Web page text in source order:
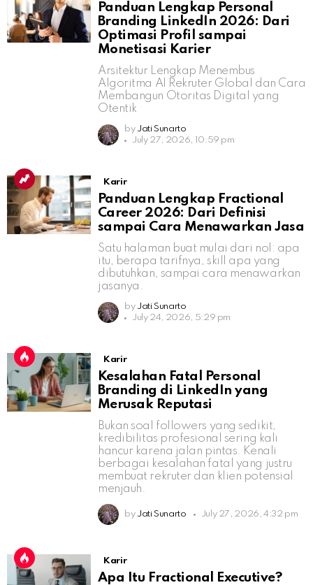
Panduan Lengkap Personal
Branding LinkedIn 2026: Dari
Optimasi Profil sampai
Monetisasi Karier
Arsitektur Lengkap Menembus
Algoritma AI Rekruter Global dan Cara
Membangun Otoritas Digital yang
Otentik
by Jati Sunarto
July 27, 2026, 10:59 pm
Karir
Panduan Lengkap Fractional
Career 2026: Dari Definisi
sampai Cara Menawarkan Jasa
Satu halaman buat mulai dari nol: apa
itu, berapa tarifnya, skill apa yang
dibutuhkan, sampai cara menawarkan
jasanya.
by Jati Sunarto
July 24, 2026, 5:29 pm
Karir
Kesalahan Fatal Personal
Branding di LinkedIn yang
Merusak Reputasi
Bukan soal followers yang sedikit,
kredibilitas profesional sering kali
hancur karena jalan pintas. Kenali
berbagai kesalahan fatal yang justru
membuat rekruter dan klien potensial
menjauh.
by Jati Sunarto July 27, 2026, 4:32 pm
Karir
Apa Itu Fractional Executive?